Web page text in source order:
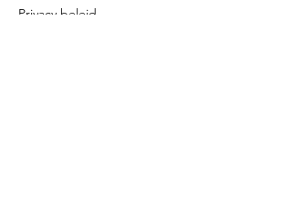
Privacy beleid